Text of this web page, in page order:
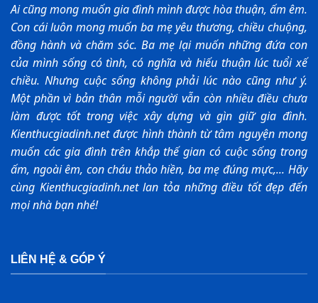
Ai cũng mong muốn gia đình mình được hòa thuận, ấm êm.
Con cái luôn mong muốn ba mẹ yêu thương, chiều chuộng,
đồng hành và chăm sóc. Ba mẹ lại muốn những đứa con
của mình sống có tình, có nghĩa và hiếu thuận lúc tuổi xế
chiều. Nhưng cuộc sống không phải lúc nào cũng như ý.
Một phần vì bản thân mỗi người vẫn còn nhiều điều chưa
làm được tốt trong việc xây dựng và gìn giữ gia đình.
Kienthucgiadinh.net được hình thành từ tâm nguyện mong
muốn các gia đình trên khắp thế gian có cuộc sống trong
ấm, ngoài êm, con cháu thảo hiền, ba mẹ đúng mực,... Hãy
cùng Kienthucgiadinh.net lan tỏa những điều tốt đẹp đến
mọi nhà bạn nhé!
LIÊN HỆ & GÓP Ý